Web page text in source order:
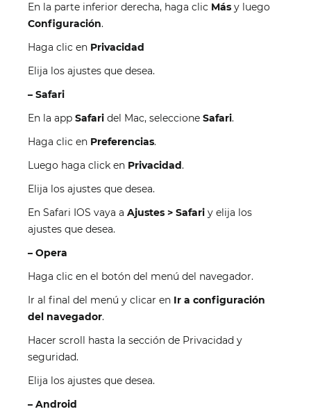
En la parte inferior derecha, haga clic Más y luego
Configuración.
Haga clic en Privacidad
Elija los ajustes que desea.
– Safari
En la app Safari del Mac, seleccione Safari.
Haga clic en Preferencias.
Luego haga click en Privacidad.
Elija los ajustes que desea.
En Safari IOS vaya a Ajustes > Safari y elija los
ajustes que desea.
– Opera
Haga clic en el botón del menú del navegador.
Ir al final del menú y clicar en Ir a configuración
del navegador.
Hacer scroll hasta la sección de Privacidad y
seguridad.
Elija los ajustes que desea.
– Android